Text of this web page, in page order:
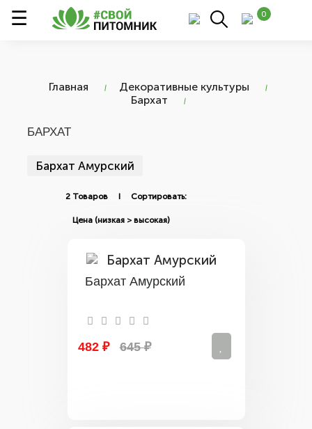
0
Главная
Декоративные культуры
Бархат
БАРХАТ
Бархат Амурский
2 Товаров I Сортировать:
Бархат Амурский
482 ₽ 645 ₽